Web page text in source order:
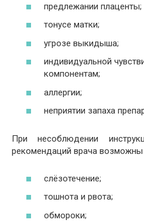
предлежании плаценты;
тонусе матки;
угрозе выкидыша;
индивидуальной
компонентам;
аллергии;
неприятии запаха
При несоблюдении
рекомендаций врача
слёзотечение;
тошнота и рвота;
обмороки;